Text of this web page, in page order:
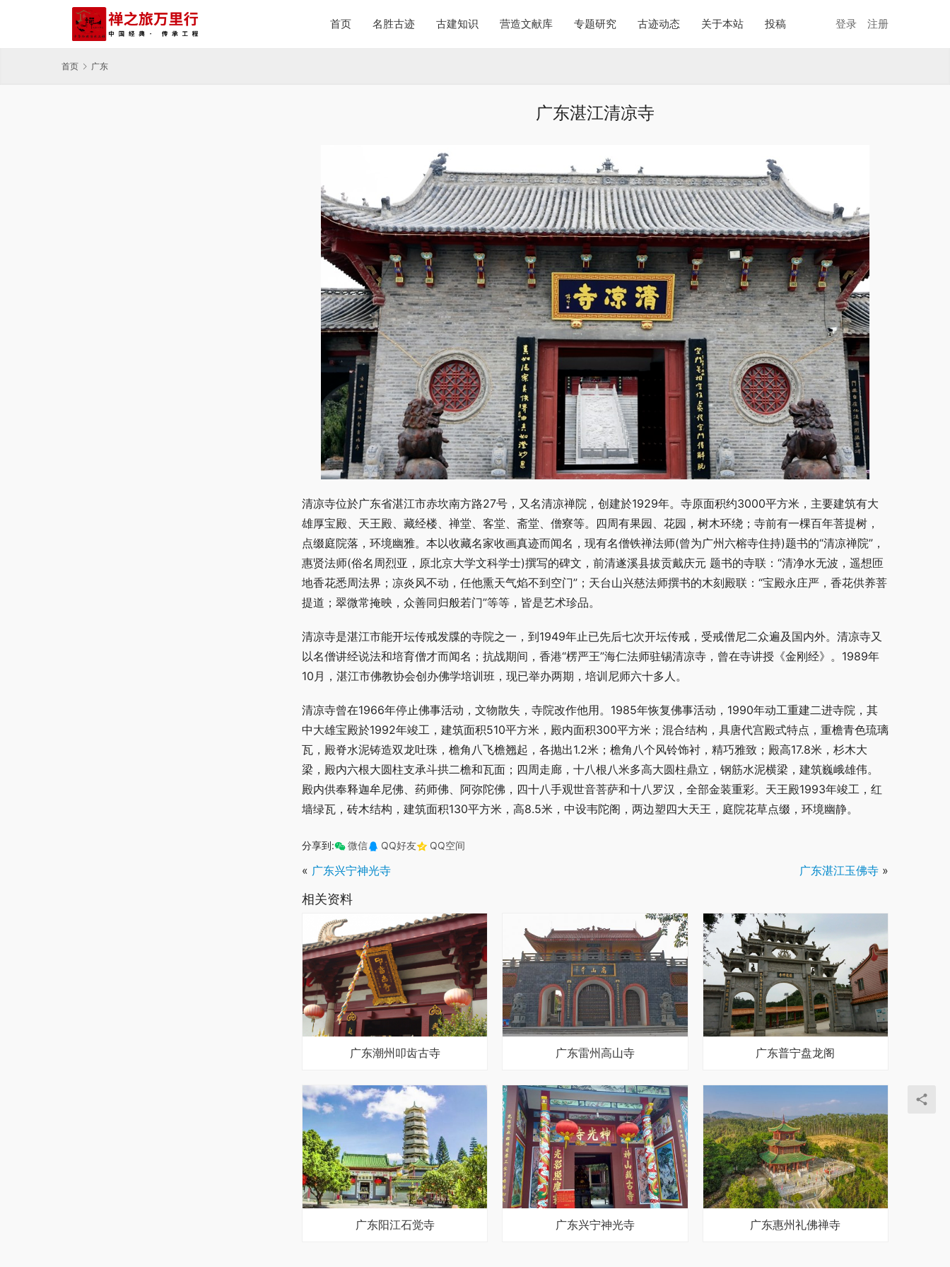
首页 名胜古迹 古建知识 营造文献库 专题研究 古迹动态 关于本站 投稿 登录 注册
首页 广东
广东湛江清凉寺
清凉寺位於广东省湛江市赤坎南方路27号，又名清凉禅院，创建於1929年。寺原面积约3000平方米，主要建筑有大
雄厚宝殿、天王殿、藏经楼、禅堂、客堂、斋堂、僧寮等。四周有果园、花园，树木环绕；寺前有一棵百年菩提树，
点缀庭院落，环境幽雅。本以收藏名家收画真迹而闻名，现有名僧铁禅法师(曾为广州六榕寺住持)题书的“清凉禅院”，
惠贤法师(俗名周烈亚，原北京大学文科学士)撰写的碑文，前清遂溪县拔贡戴庆元 题书的寺联：“清净水无波，遥想匝
地香花悉周法界；凉炎风不动，任他熏天气焰不到空门”；天台山兴慈法师撰书的木刻殿联：“宝殿永庄严，香花供养菩
提道；翠微常掩映，众善同归般若门”等等，皆是艺术珍品。
清凉寺是湛江市能开坛传戒发牒的寺院之一，到1949年止已先后七次开坛传戒，受戒僧尼二众遍及国内外。清凉寺又
以名僧讲经说法和培育僧才而闻名；抗战期间，香港“楞严王”海仁法师驻锡清凉寺，曾在寺讲授《金刚经》。1989年
10月，湛江市佛教协会创办佛学培训班，现已举办两期，培训尼师六十多人。
清凉寺曾在1966年停止佛事活动，文物散失，寺院改作他用。1985年恢复佛事活动，1990年动工重建二进寺院，其
中大雄宝殿於1992年竣工，建筑面积510平方米，殿内面积300平方米；混合结构，具唐代宫殿式特点，重檐青色琉璃
瓦，殿脊水泥铸造双龙吐珠，檐角八飞檐翘起，各抛出1.2米；檐角八个风铃饰衬，精巧雅致；殿高17.8米，杉木大
梁，殿内六根大圆柱支承斗拱二檐和瓦面；四周走廊，十八根八米多高大圆柱鼎立，钢筋水泥横梁，建筑巍峨雄伟。
殿内供奉释迦牟尼佛、药师佛、阿弥陀佛，四十八手观世音菩萨和十八罗汉，全部金装重彩。天王殿1993年竣工，红
墙绿瓦，砖木结构，建筑面积130平方米，高8.5米，中设韦陀阁，两边塑四大天王，庭院花草点缀，环境幽静。
分享到: 微信 QQ好友 QQ空间
« 广东兴宁神光寺 广东湛江玉佛寺 »
相关资料
广东潮州叩齿古寺 广东雷州高山寺 广东普宁盘龙阁
广东阳江石觉寺 广东兴宁神光寺 广东惠州礼佛禅寺